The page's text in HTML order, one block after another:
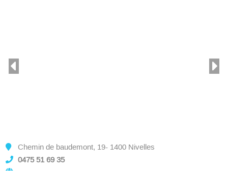
Chemin de baudemont, 19- 1400 Nivelles
0475 51 69 35